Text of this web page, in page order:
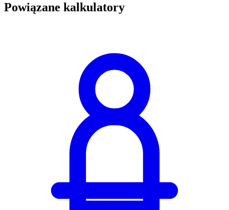
Powiązane kalkulatory